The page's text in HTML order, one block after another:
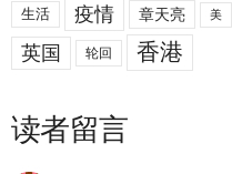
生活 疫情 章天亮 美
英国 轮回 香港
读者留言